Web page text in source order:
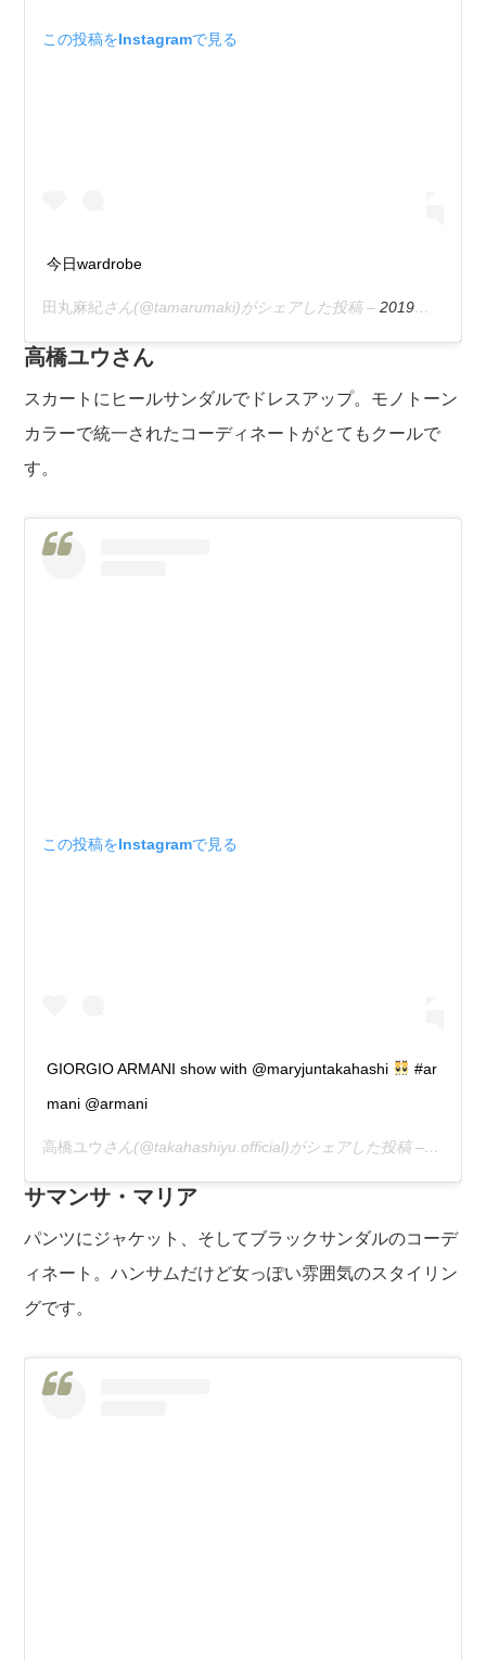
この投稿をInstagramで見る
今日wardrobe
田丸麻紀さん(@tamarumaki)がシェアした投稿 –2019年 5月月31日午前2時06分PDT
高橋ユウさん
スカートにヒールサンダルでドレスアップ。モノトーン
カラーで統一されたコーディネートがとてもクールで
す。
この投稿をInstagramで見る
GIORGIO ARMANI show with @maryjuntakahashi
#ar
mani @armani
高橋ユウ さん(@takahashiyu.official)がシェアした投稿 – 2019年
サマンサ・マリア
パンツにジャケット、そしてブラックサンダルのコーデ
ィネート。ハンサムだけど女っぽい雰囲気のスタイリン
グです。